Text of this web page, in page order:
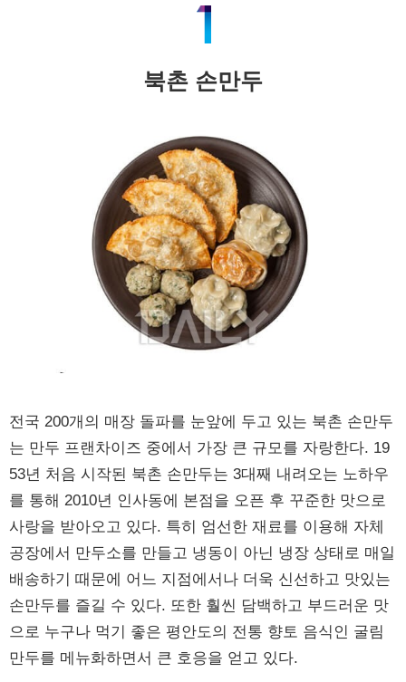
북촌 손만두
전국 200개의 매장 돌파를 눈앞에 두고 있는 북촌 손만두
는 만두 프랜차이즈 중에서 가장 큰 규모를 자랑한다. 19
53년 처음 시작된 북촌 손만두는 3대째 내려오는 노하우
를 통해 2010년 인사동에 본점을 오픈 후 꾸준한 맛으로
사랑을 받아오고 있다. 특히 엄선한 재료를 이용해 자체
공장에서 만두소를 만들고 냉동이 아닌 냉장 상태로 매일
배송하기 때문에 어느 지점에서나 더욱 신선하고 맛있는
손만두를 즐길 수 있다. 또한 훨씬 담백하고 부드러운 맛
으로 누구나 먹기 좋은 평안도의 전통 향토 음식인 굴림
만두를 메뉴화하면서 큰 호응을 얻고 있다.